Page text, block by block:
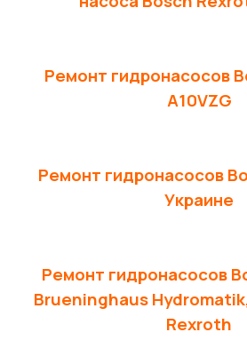
Ремонт гидронасосов
A10VZG
Ремонт гидронасосов
Украине
Ремонт гидронасосов
Brueninghaus
Rexroth